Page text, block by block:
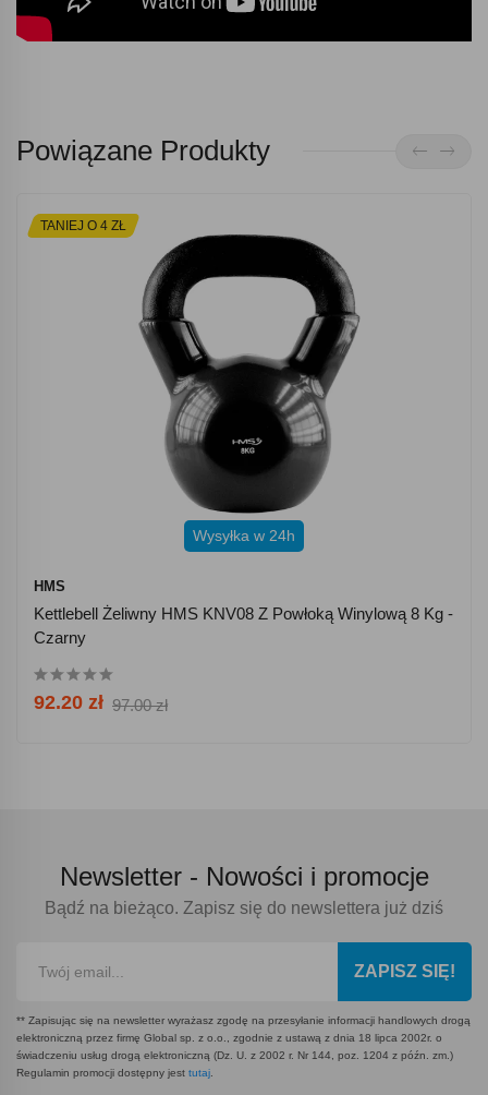
Powiązane Produkty
TANIEJ O 4 ZŁ
Wysyłka w 24h
HMS
Kettlebell Żeliwny HMS KNV08 Z Powłoką Winylową 8 Kg -
Czarny
92.20 zł 97.00 zł
Newsletter - Nowości i promocje
Bądź na bieżąco. Zapisz się do newslettera już dziś
ZAPISZ SIĘ!
** Zapisując się na newsletter wyrażasz zgodę na przesyłanie informacji handlowych drogą
elektroniczną przez firmę Global sp. z o.o., zgodnie z ustawą z dnia 18 lipca 2002r. o
świadczeniu usług drogą elektroniczną (Dz. U. z 2002 r. Nr 144, poz. 1204 z późn. zm.)
Regulamin promocji dostępny jest tutaj